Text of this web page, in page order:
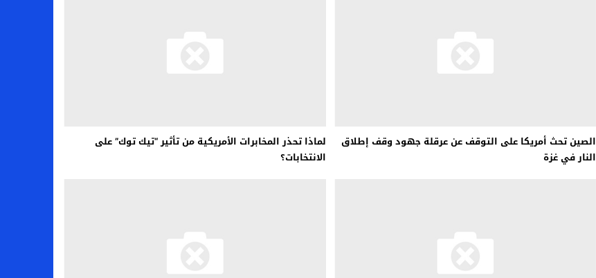
الصين تحث أمريكا على التوقف عن عرقلة جهود وقف إطلاق
النار في غزة
لماذا تحذر المخابرات الأمريكية من تأثير “تيك توك” على
الانتخابات؟